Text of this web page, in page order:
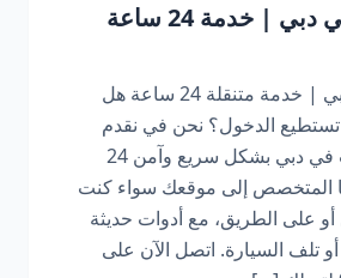
فتح سيارات في دبي | خدمة 24 ساعة
فتح سيارات في دبي | خدمة متنقلة 24 ساعة هل
تستطيع الدخول؟ نحن في نقدم
خدمة فتح سيارات في دبي بشكل سريع وآمن 24
المتخصص إلى موقعك سواء كنت
على الطريق، مع أدوات حديثة
السيارة. اتصل الآن على